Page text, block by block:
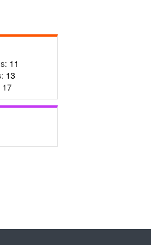
11
13
17